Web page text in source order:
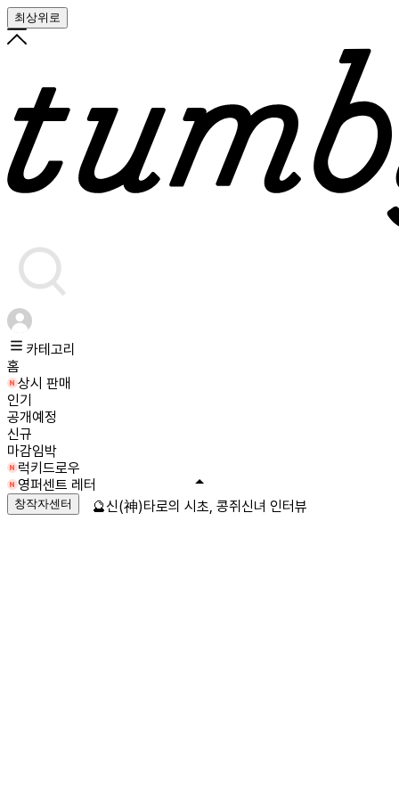
최상위로
카테고리
홈
상시 판매
인기
공개예정
신규
마감임박
럭키드로우
영퍼센트 레터
창작자센터 🔮신(神)타로의 시초, 콩쥐신녀 인터뷰